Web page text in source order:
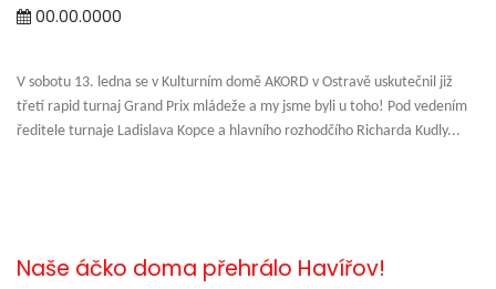
00.00.0000
V sobotu 13. ledna se v Kulturním domě AKORD v Ostravě uskutečnil již
třetí rapid turnaj Grand Prix mládeže a my jsme byli u toho! Pod vedením
ředitele turnaje Ladislava Kopce a hlavního rozhodčího Richarda Kudly...
Naše áčko doma přehrálo Havířov!